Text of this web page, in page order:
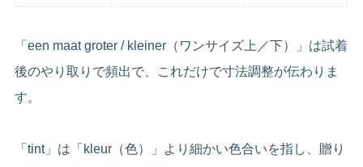
「een maat groter / kleiner（ワンサイズ上／下）」は試着
後のやり取りで頻出で、これだけで寸法調整が伝わりま
す。
「tint」は「kleur（色）」より細かい色合いを指し、贈り